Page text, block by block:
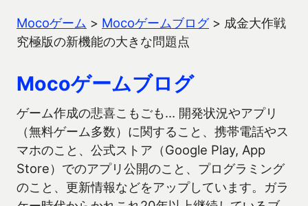
Mocoゲーム > Mocoゲームブログ> 成金大作戦
究極版の新機能の大きな問題点
Mocoゲームブログ
ゲーム作成の悲喜こもごも… 開発状況やアプリ
（無料ゲーム多数）に関すること、携帯電話やス
マホのこと、公式ストア（Google Play, App
Store）でのアプリ公開のこと、プログラミング
のこと、更新情報などをアップしています。ガラ